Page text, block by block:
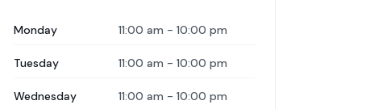
Monday 11:00 am - 10:00 pm
Tuesday 11:00 am - 10:00 pm
Wednesday 11:00 am - 10:00 pm